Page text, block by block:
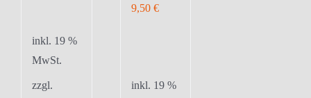
inkl. 19 %
MwSt.
zzgl.
9,50 €
inkl. 19 %